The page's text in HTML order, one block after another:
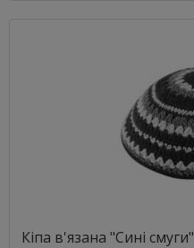
Кіпа в'язана "Сині смуги"